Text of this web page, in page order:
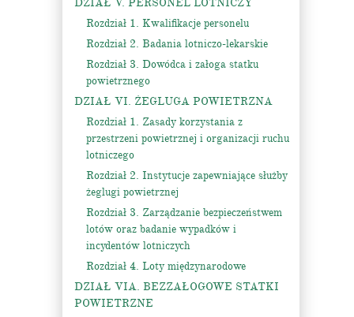
DZIAŁ V. PERSONEL LOTNICZY
Rozdział 1. Kwalifikacje personelu
Rozdział 2. Badania lotniczo-lekarskie
Rozdział 3. Dowódca i załoga statku
powietrznego
DZIAŁ VI. ŻEGLUGA POWIETRZNA
Rozdział 1. Zasady korzystania z
przestrzeni powietrznej i organizacji ruchu
lotniczego
Rozdział 2. Instytucje zapewniające służby
żeglugi powietrznej
Rozdział 3. Zarządzanie bezpieczeństwem
lotów oraz badanie wypadków i
incydentów lotniczych
Rozdział 4. Loty międzynarodowe
DZIAŁ VIA. BEZZAŁOGOWE STATKI
POWIETRZNE